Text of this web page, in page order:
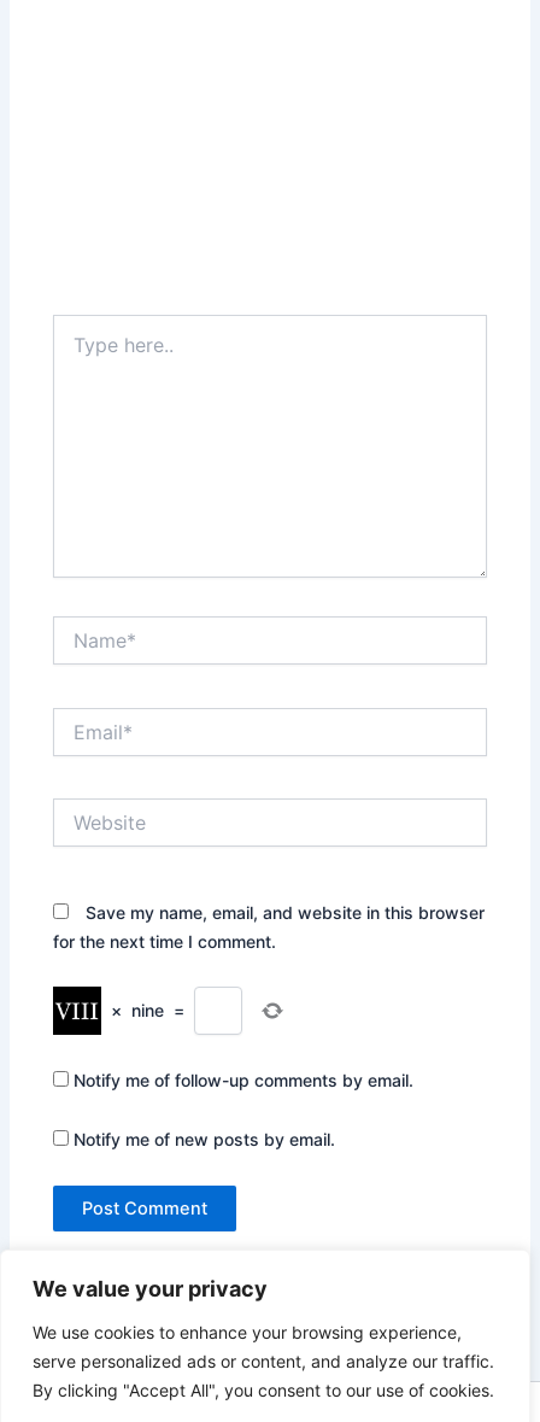
We value your privacy
We use cookies to enhance your browsing experience,
serve personalized ads or content, and analyze our traffic.
By clicking "Accept All", you consent to our use of cookies.
here..
Save my name, email, and website in this browser
for the next time I comment.
× nine =
Notify me of follow-up comments by email.
Notify me of new posts by email.